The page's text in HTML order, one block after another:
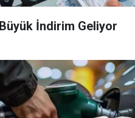
İndirim Geliyor